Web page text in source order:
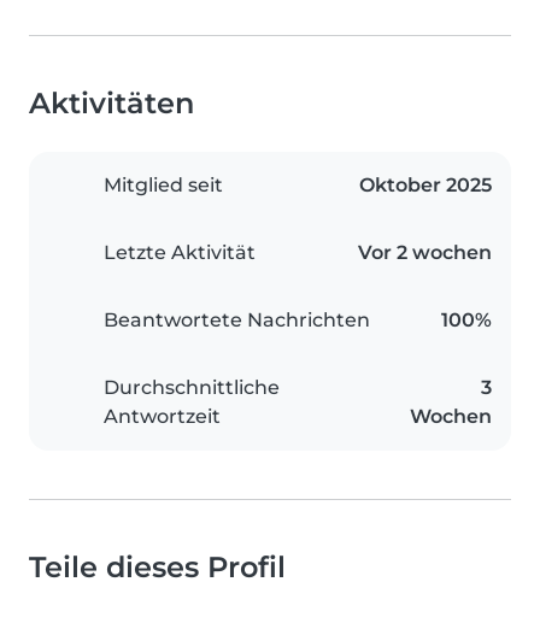
Aktivitäten
Mitglied seit Oktober 2025
Letzte Aktivität Vor 2 wochen
Beantwortete Nachrichten 100%
Durchschnittliche
Antwortzeit
3
Wochen
Teile dieses Profil